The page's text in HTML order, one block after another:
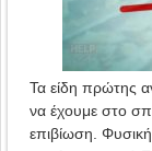
Τα είδη πρώτης
να έχουμε στο
επιβίωση.